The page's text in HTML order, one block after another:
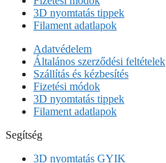
3D nyomtatás tippek
Filament adatlapok
Adatvédelem
Általános szerződési feltételek
Szállítás és kézbesítés
Fizetési módok
3D nyomtatás tippek
Filament adatlapok
Segítség
3D nyomtatás GYIK